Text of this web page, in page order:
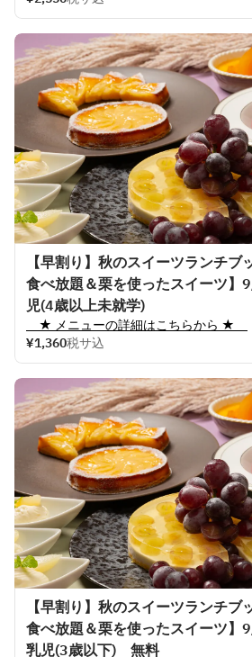
【早割り】秋のスイーツランチブ
食べ放題＆栗を使ったスイーツ
児(4歳以上未就学)
★ メニューの詳細はこちらから ★
¥1,360税サ込
【早割り】秋のスイーツランチブ
食べ放題＆栗を使ったスイーツ
乳児(3歳以下) 無料